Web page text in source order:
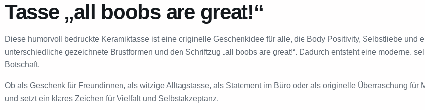
Tasse „all boobs are great!“
Diese humorvoll bedruckte Keramiktasse ist eine originelle Geschenkidee für alle, die Body Positivity, Selbstliebe und
unterschiedliche gezeichnete Brustformen und den Schriftzug „all boobs are great!“. Dadurch entsteht eine moderne,
Botschaft.
Ob als Geschenk für Freundinnen, als witzige Alltagstasse, als Statement im Büro oder als originelle Überraschung für
und setzt ein klares Zeichen für Vielfalt und Selbstakzeptanz.